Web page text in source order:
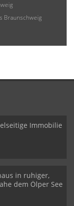
Braunschweig
Immobilie
in ruhiger,
dem Ölper See